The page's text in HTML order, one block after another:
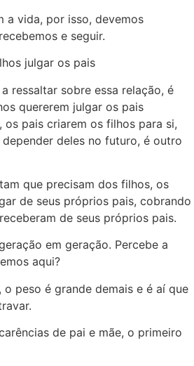
a vida, por isso, devemos
e seguir.
ressaltar sobre essa relação, é
quererem julgar os pais
os pais criarem os filhos para si,
deles no futuro, é outro
que precisam dos filhos, os
de seus próprios pais, cobrando
de seus próprios pais.
em geração. Percebe a
aqui?
o peso é grande demais e é aí que
de pai e mãe, o primeiro